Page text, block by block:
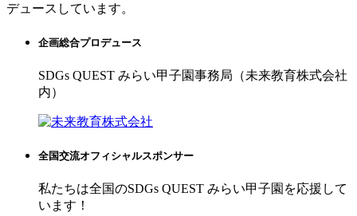
デュースしています。
企画総合プロデュース
SDGs QUEST みらい甲子園事務局（未来教育株式会社
内）
全国交流オフィシャルスポンサー
私たちは全国のSDGs QUEST みらい甲子園を応援して
います！